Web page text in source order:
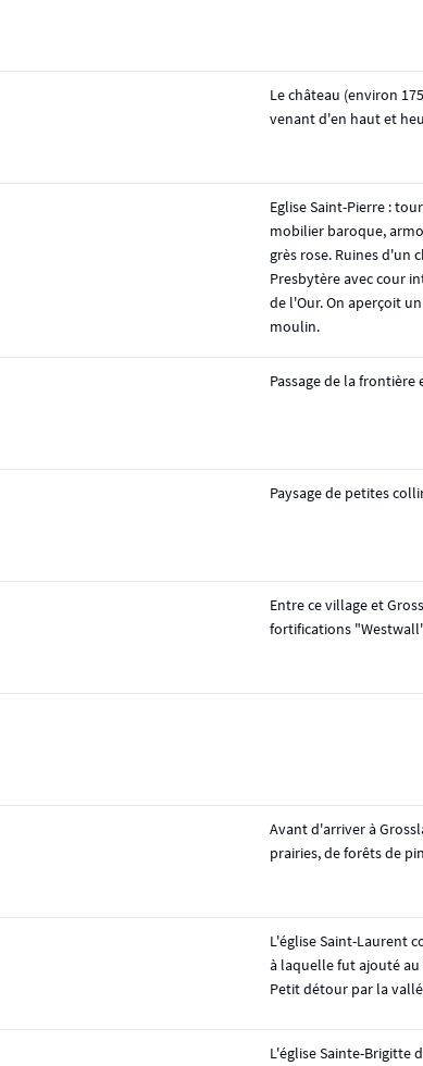
Le château (environ
venant d'en haut et
Eglise Saint-Pierre :
mobilier baroque,
grès rose. Ruines d'un
Presbytère avec cour
de l'Our. On aperçoit
moulin.
Passage de la
Paysage de petites
Entre ce village et
fortifications
Avant d'arriver à
prairies, de forêts de
L'église Saint-Laurent
à laquelle fut ajouté au
Petit détour par la
L'église Sainte-Brigitte